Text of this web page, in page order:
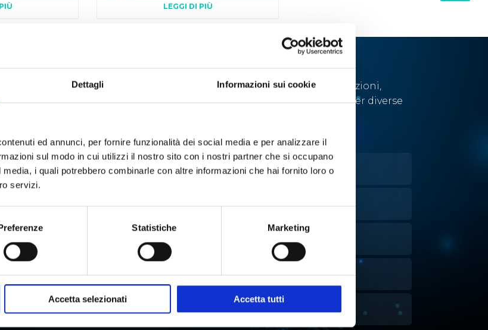
Dettagli Informazioni sui cookie
ed annunci, per fornire funzionalità dei social media e per analizzare il
sul modo in cui utilizzi il nostro sito con i nostri partner che si occupano
i quali potrebbero combinarle con altre informazioni che hai fornito loro o
servizi.
Statistiche Marketing
Accetta selezionati Accetta tutti
LEGGI DI PIÙ
Abbiamo sviluppato soluzioni,
tecnologie e strumenti per diverse
MULTIPARAMETRICA COLTURE CELLULARI
EVAPORAZIONE
ANALISI ATTIVITÀ DELL'ACQUA
TARTARICA